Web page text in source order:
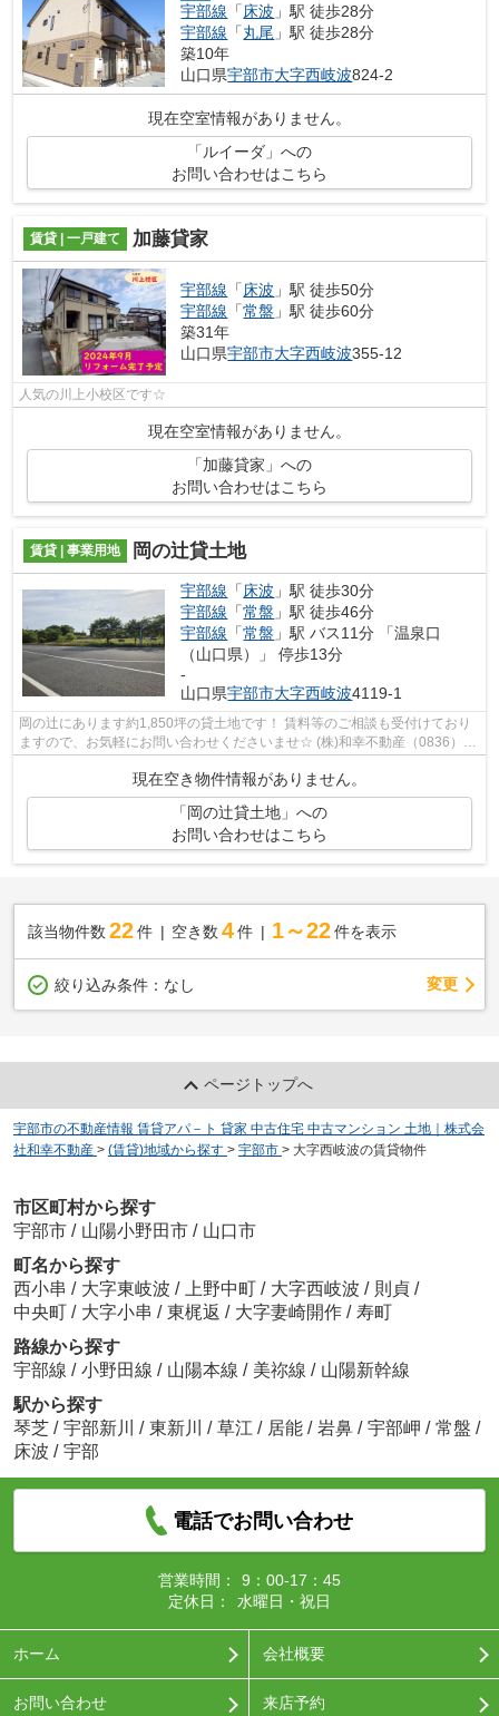
宇部線 「 床波 」駅 徒歩28分
宇部線 「丸尾 」駅 徒歩28分
築10年
山口県宇部市大字西岐波824-2
現在空室情報がありません。
「ルイーダ」への
お問い合わせはこちら
賃貸 | 一戸建て 加藤貸家
宇部線 「 床波 」駅 徒歩50分
宇部線 「常盤 」駅 徒歩60分
築31年
山口県宇部市大字西岐波355-12
人気の川上小校区です☆
現在空室情報がありません。
「加藤貸家」への
お問い合わせはこちら
賃貸 | 事業用地 岡の辻貸土地
宇部線 「床波 」駅 徒歩30分
宇部線 「常盤 」駅 徒歩46分
宇部線 「常盤 」駅 バス11分 「温泉口
（山口県）」 停歩13分
-
山口県宇部市大字西岐波4119-1
岡の辻にあります約1,850坪の貸土地です！ 賃料等のご相談も受付けており
ますので、お気軽にお問い合わせくださいませ☆ (株)和幸不動産（0836）
22-6336
現在空き物件情報がありません。
「岡の辻貸土地」への
お問い合わせはこちら
該当物件数 22件 空き数 4 件 1～22 件を表示
絞り込み条件： なし 変更
ページトップへ
宇部市の不動産情報 賃貸アパ－ト 貸家 中古住宅 中古マンション 土地｜株式会
社和幸不動産 > (賃貸)地域から探す > 宇部市 > 大字西岐波の賃貸物件
市区町村から探す
宇部市 / 山陽小野田市 / 山口市
町名から探す
西小串 / 大字東岐波 / 上野中町 / 大字西岐波 / 則貞 /
中央町 / 大字小串 / 東梶返 / 大字妻崎開作 / 寿町
路線から探す
宇部線 / 小野田線 / 山陽本線 / 美祢線 / 山陽新幹線
駅から探す
琴芝 / 宇部新川 / 東新川 / 草江 / 居能 / 岩鼻 / 宇部岬 / 常盤 /
床波 / 宇部
電話でお問い合わせ
営業時間：
9：00-17：45
定休日：
水曜日・祝日
ホーム 会社概要
お問い合わせ 来店予約